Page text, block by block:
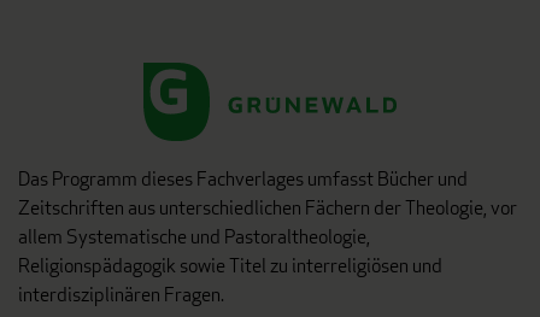
Das Programm dieses Fachverlages umfasst Bücher und
Zeitschriften aus unterschiedlichen Fächern der Theologie, vor
allem Systematische und Pastoraltheologie,
Religionspädagogik sowie Titel zu interreligiösen und
interdisziplinären Fragen.